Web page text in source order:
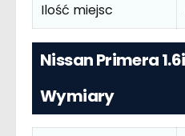
Ilość miejsc
Nissan Primera
Wymiary